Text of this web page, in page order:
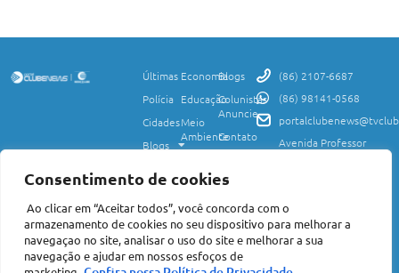
Consentimento de cookies
Ao clicar em “Aceitar todos”, você concorda com o
armazenamento de cookies no seu dispositivo para melhorar a
navegaçao no site, analisar o uso do site e melhorar a sua
navegação e ajudar em nossos esfoços de
Últimas
Polícia
Cidades
Blogs
Política
Concursos
e
Empregos
Economia
Educação
Meio
Ambiente
Saúde
Mundo
Agro
Nacional
Blogs
Colunistas
Anuncie
Contato
de Uso
Transparência
e Igualdade
(86) 2107-6687
(86) 98141-0568
Avenida Professor